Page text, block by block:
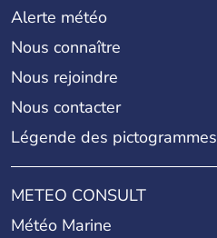
Alerte météo
Nous connaître
Nous rejoindre
Nous contacter
Légende des pictogrammes
METEO CONSULT
Météo Marine